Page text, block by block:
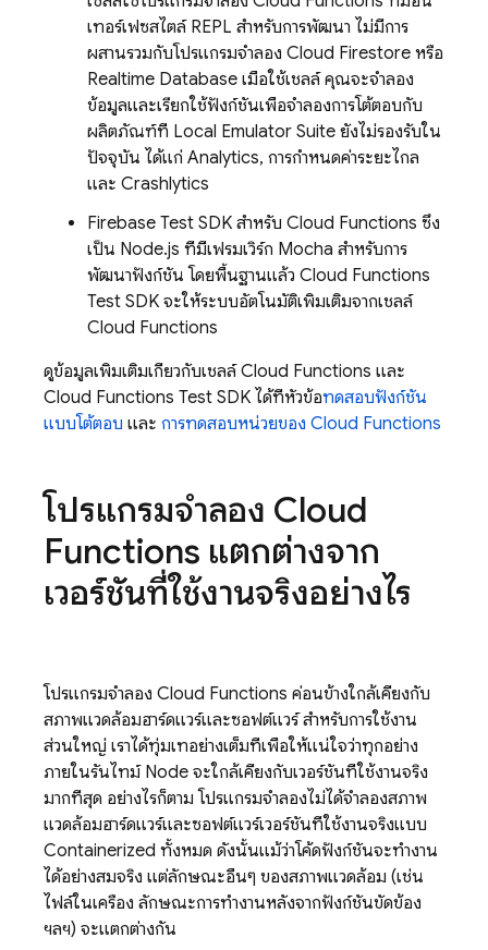
เทอร์เฟซสไตล์ REPL สำหรับการพัฒนา ไม่มีการ
ผสานรวมกับโปรแกรมจำลอง Cloud Firestore หรือ
Realtime Database เมื่อใช้เชลล์ คุณจะจำลอง
ข้อมูลและเรียกใช้ฟังก์ชันเพื่อจำลองการโต้ตอบกับ
ผลิตภัณฑ์ที่ Local Emulator Suite ยังไม่รองรับใน
ปัจจุบัน ได้แก่ Analytics, การกำหนดค่าระยะไกล
และ Crashlytics
Firebase Test SDK สำหรับ Cloud Functions ซึ่ง
เป็น Node.js ที่มีเฟรมเวิร์ก Mocha สำหรับการ
พัฒนาฟังก์ชัน โดยพื้นฐานแล้ว Cloud Functions
Test SDK จะให้ระบบอัตโนมัติเพิ่มเติมจากเชลล์
Cloud Functions
ดูข้อมูลเพิ่มเติมเกี่ยวกับเชลล์ Cloud Functions และ
Cloud Functions Test SDK ได้ที่หัวข้อทดสอบฟังก์ชัน
แบบโต้ตอบ และ การทดสอบหน่วยของ Cloud Functions
โปรแกรมจำลอง Cloud
Functions แตกต่างจาก
เวอร์ชันที่ใช้งานจริงอย่างไร
โปรแกรมจำลอง Cloud Functions ค่อนข้างใกล้เคียงกับ
สภาพแวดล้อมฮาร์ดแวร์และซอฟต์แวร์ สำหรับการใช้งาน
ส่วนใหญ่ เราได้ทุ่มเทอย่างเต็มที่เพื่อให้แน่ใจว่าทุกอย่าง
ภายในรันไทม์ Node จะใกล้เคียงกับเวอร์ชันที่ใช้งานจริง
มากที่สุด อย่างไรก็ตาม โปรแกรมจำลองไม่ได้จำลองสภาพ
แวดล้อมฮาร์ดแวร์และซอฟต์แวร์เวอร์ชันที่ใช้งานจริงแบบ
Containerized ทั้งหมด ดังนั้นแม้ว่าโค้ดฟังก์ชันจะทำงาน
ได้อย่างสมจริง แต่ลักษณะอื่นๆ ของสภาพแวดล้อม (เช่น
ไฟล์ในเครื่อง ลักษณะการทำงานหลังจากฟังก์ชันขัดข้อง
ฯลฯ) จะแตกต่างกัน